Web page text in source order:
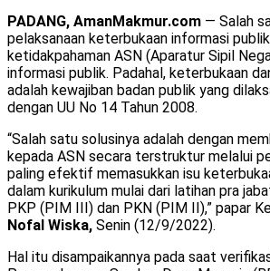
PADANG, AmanMakmur.com — Salah
pelaksanaan keterbukaan informasi
ketidakpahaman ASN (Aparatur Sipil
informasi publik. Padahal, keterbukaan
adalah kewajiban badan publik yang
dengan UU No 14 Tahun 2008.
“Salah satu solusinya adalah dengan
kepada ASN secara terstruktur melalui
paling efektif memasukkan isu
dalam kurikulum mulai dari latihan pra
PKP (PIM III) dan PKN (PIM II),” papar
Nofal Wiska, Senin (12/9/2022).
Hal itu disampaikannya pada saat